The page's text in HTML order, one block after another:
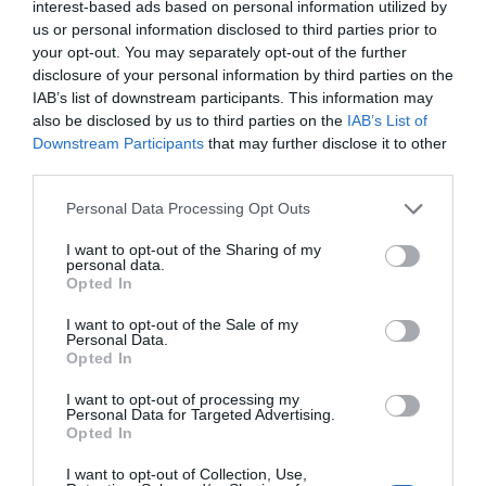
interest-based ads based on personal information utilized by
us or personal information disclosed to third parties prior to
your opt-out. You may separately opt-out of the further
disclosure of your personal information by third parties on the
IAB’s list of downstream participants. This information may
also be disclosed by us to third parties on the IAB’s List of
Downstream Participants that may further disclose it to other
Personal Data Processing Opt Outs
I want to opt-out of the Sharing of my
personal data.
Opted In
I want to opt-out of the Sale of my
Personal Data.
Opted In
I want to opt-out of processing my
Personal Data for Targeted Advertising.
Opted In
I want to opt-out of Collection, Use,
Tatxo Benet, convidat especial de la 26a Nit
Empresarial | Europa Press
Tatxo Benet, convidat especial de la 26a Nit
Empresarial, que serà entrevistat per remarcar la
figura de l’empresari i el paper transformador de
l’empresa. Benet, periodista i empresari lleidatà,
cofundadors delGrup Mediapro
, on ha exercit